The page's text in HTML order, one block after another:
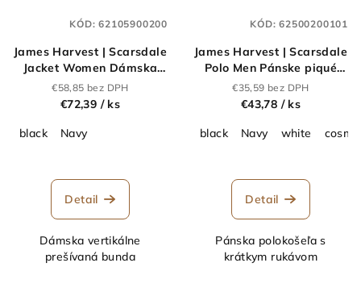
James Harvest | Scarsdale
Jacket Women Dámska
prešívaná bunda_62.1059
€58,85 bez DPH
€72,39 / ks
black
Navy
Detail
Dámska vertikálne
prešívaná bunda
KÓD:62105900200
James Harvest | Scarsdale
Polo Men Pánske piqué
polo z ťažkej
bavlny_62.5002
€35,59 bez DPH
€43,78 / ks
black
Navy white
Detail
Pánska polokošeľa s
krátkym rukávom
KÓD:62500200101